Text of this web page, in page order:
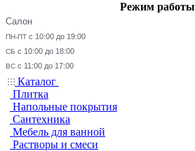
Режим работы
Салон
ПН-ПТ с 10:00 до 19:00
СБ с 10:00 до 18:00
ВС с 11:00 до 17:00
Каталог
Плитка
Напольные покрытия
Сантехника
Мебель для ванной
Растворы и смеси